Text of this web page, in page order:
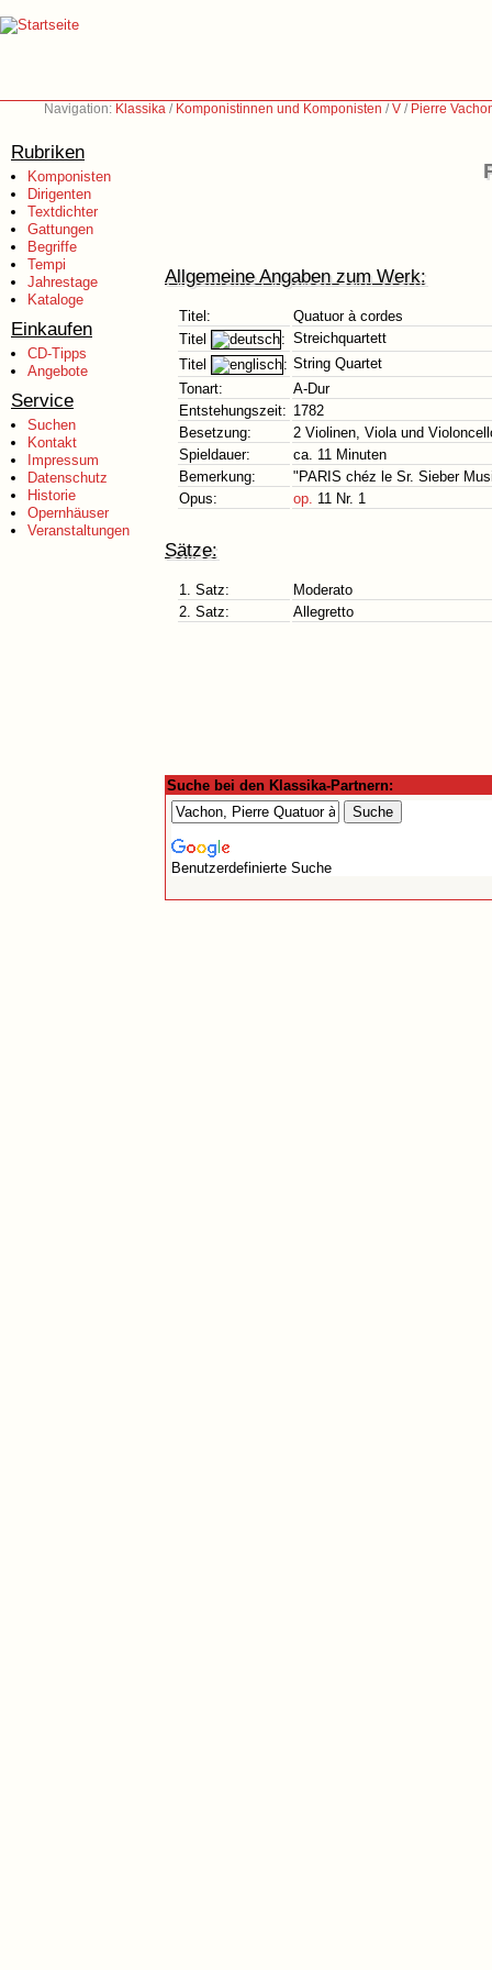
Navigation: Klassika / Komponistinnen und Komponisten /V / Pierre
Rubriken
Komponisten
Dirigenten
Textdichter
Gattungen
Begriffe
Tempi
Jahrestage
Kataloge
Einkaufen
CD-Tipps
Angebote
Service
Suchen
Kontakt
Impressum
Datenschutz
Historie
Opernhäuser
Veranstaltungen
Allgemeine Angaben zum Werk:
Titel:
Quatuor à cordes
Titel
: Streichquartett
Titel
: String Quartet
Tonart:
A-Dur
Entstehungszeit: 1782
Besetzung:
2 Violinen, Viola und
Spieldauer:
ca. 11 Minuten
Bemerkung:
"PARIS chéz le Sr. Sieber
Opus:
op. 11 Nr. 1
Sätze:
1. Satz:
Moderato
2. Satz:
Allegretto
Suche bei den Klassika-Partnern:
Benutzerdefinierte Suche